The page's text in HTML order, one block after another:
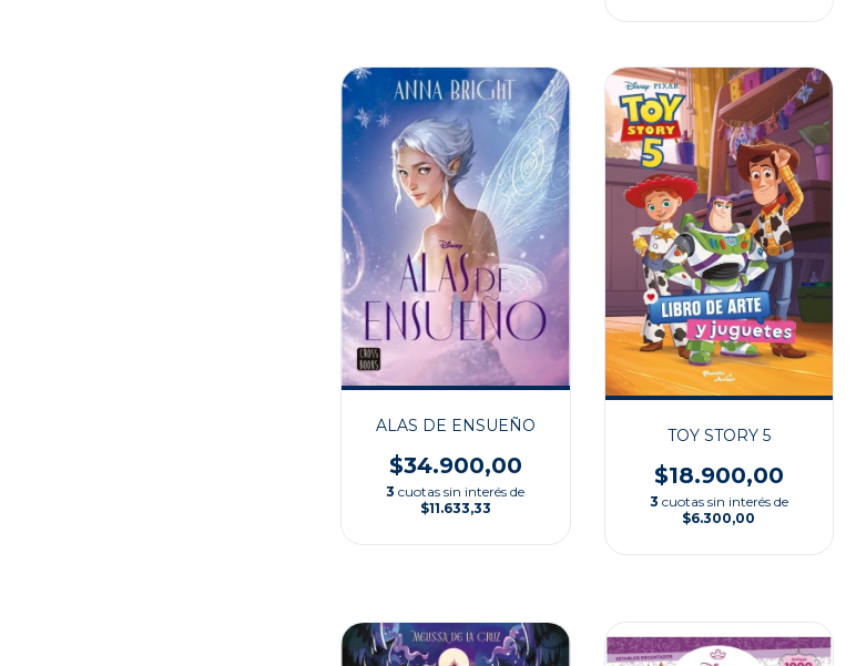
ALAS DE ENSUEÑO
$34.900,00
3 cuotas sin interés de
$11.633,33
TOY STORY 5
$18.900,00
3 cuotas sin interés de
$6.300,00